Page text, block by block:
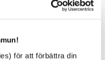
för att förbättra din